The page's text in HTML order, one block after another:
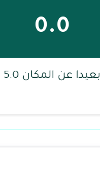
0.0
بعيدا عن المكان 5.0